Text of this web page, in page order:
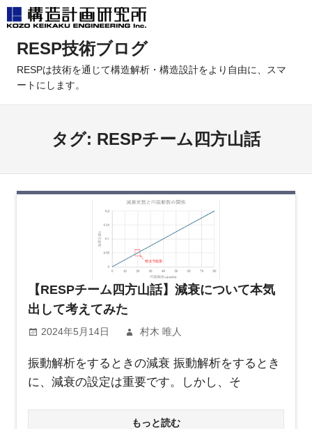
ツ
ッ
RESP技術ブログ
RESPは技術を通じて構造解析・構造設計をより自由に、スマ
ートにします。
タグ: RESPチーム四方山話
【RESPチーム四方山話】減衰について本気
出して考えてみた
2024年5月14日 村木 唯人
振動解析をするときの減衰 振動解析をするとき
に、減衰の設定は重要です。しかし、そ
もっと読む